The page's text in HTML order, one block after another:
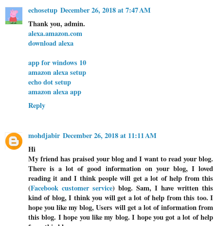
echosetup December 26, 2018 at 7:47 AM
Thank you, admin.
alexa.amazon.com
download alexa
app for windows 10
amazon alexa setup
echo dot setup
amazon alexa app
Reply
mohdjabir December 26, 2018 at 11:11 AM
Hi
My friend has praised your blog and I want to read your blog.
There is a lot of good information on your blog, I loved
reading it and I think people will get a lot of help from this
(Facebook customer service) blog. Sam, I have written this
kind of blog, I think you will get a lot of help from this too. I
hope you like my blog, Users will get a lot of information from
this blog. I hope you like my blog. I hope you got a lot of help